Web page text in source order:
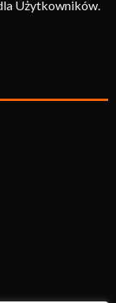
Użytkowników.